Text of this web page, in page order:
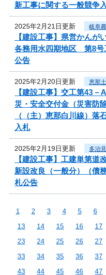
新工事に関する一般競争
2025年2月21日更新 岐阜
【建設工事】県営かんが
各務用水四期地区 第8号
公告
2025年2月20日更新 恵那
【建設工事】交工第43
災・安全交付金（災害防
（（主）恵那白川線）落
入札
2025年2月19日更新 多治
【建設工事】工建単第
新設改良（一般分）（債
札公告
1 2 3 4 5 6
13
14 15 16 17
23
24 25 26 27
33
34 35 36 37
43
44 45 46 47